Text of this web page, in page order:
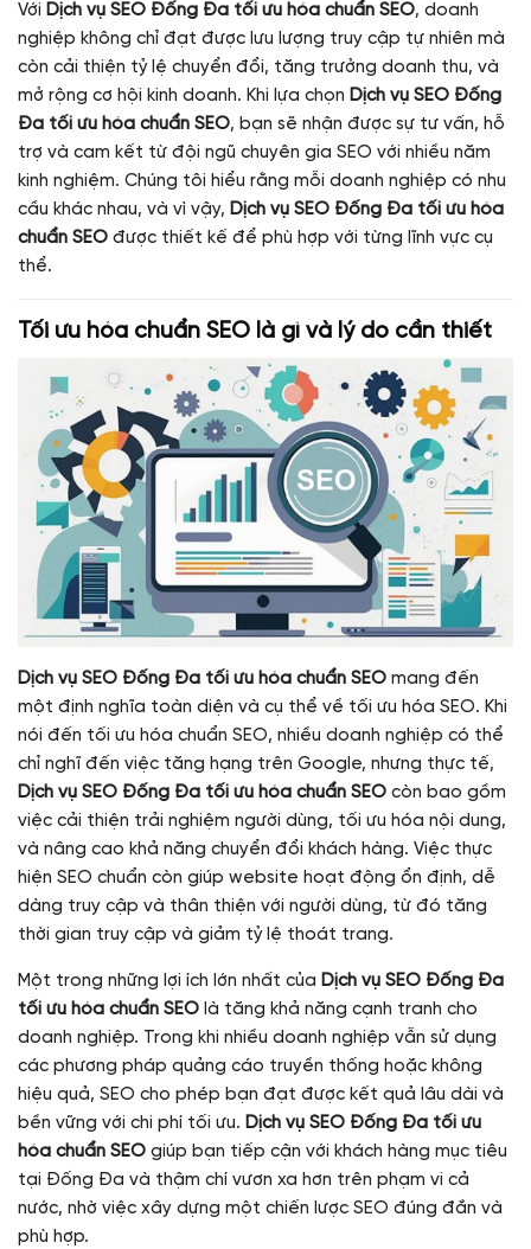
Với Dịch vụ SEO Đống Đa tối ưu hóa chuẩn SEO, doanh
nghiệp không chỉ đạt được lưu lượng truy cập tự nhiên mà
còn cải thiện tỷ lệ chuyển đổi, tăng trưởng doanh thu, và
mở rộng cơ hội kinh doanh. Khi lựa chọn Dịch vụ SEO Đống
Đa tối ưu hóa chuẩn SEO, bạn sẽ nhận được sự tư vấn, hỗ
trợ và cam kết từ đội ngũ chuyên gia SEO với nhiều năm
kinh nghiệm. Chúng tôi hiểu rằng mỗi doanh nghiệp có nhu
cầu khác nhau, và vì vậy, Dịch vụ SEO Đống Đa tối ưu hóa
chuẩn SEO được thiết kế để phù hợp với từng lĩnh vực cụ
thể.
Tối ưu hóa chuẩn SEO là gì và lý do cần thiết
Dịch vụ SEO Đống Đa tối ưu hóa chuẩn SEO mang đến
một định nghĩa toàn diện và cụ thể về tối ưu hóa SEO. Khi
nói đến tối ưu hóa chuẩn SEO, nhiều doanh nghiệp có thể
chỉ nghĩ đến việc tăng hạng trên Google, nhưng thực tế,
Dịch vụ SEO Đống Đa tối ưu hóa chuẩn SEO còn bao gồm
việc cải thiện trải nghiệm người dùng, tối ưu hóa nội dung,
và nâng cao khả năng chuyển đổi khách hàng. Việc thực
hiện SEO chuẩn còn giúp website hoạt động ổn định, dễ
dàng truy cập và thân thiện với người dùng, từ đó tăng
thời gian truy cập và giảm tỷ lệ thoát trang.
Một trong những lợi ích lớn nhất của Dịch vụ SEO Đống Đa
tối ưu hóa chuẩn SEO là tăng khả năng cạnh tranh cho
doanh nghiệp. Trong khi nhiều doanh nghiệp vẫn sử dụng
các phương pháp quảng cáo truyền thống hoặc không
hiệu quả, SEO cho phép bạn đạt được kết quả lâu dài và
bền vững với chi phí tối ưu. Dịch vụ SEO Đống Đa tối ưu
hóa chuẩn SEO giúp bạn tiếp cận với khách hàng mục tiêu
tại Đống Đa và thậm chí vươn xa hơn trên phạm vi cả
nước, nhờ việc xây dựng một chiến lược SEO đúng đắn và
phù hợp.